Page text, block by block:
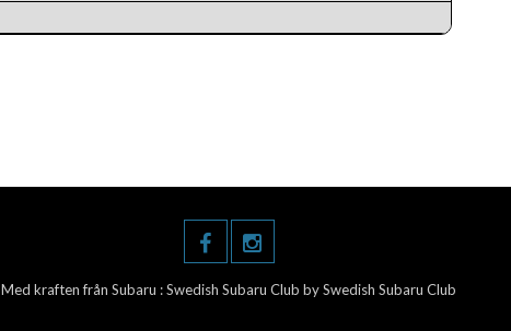
Med kraften från Subaru :Swedish Subaru Club by Swedish Subaru Club